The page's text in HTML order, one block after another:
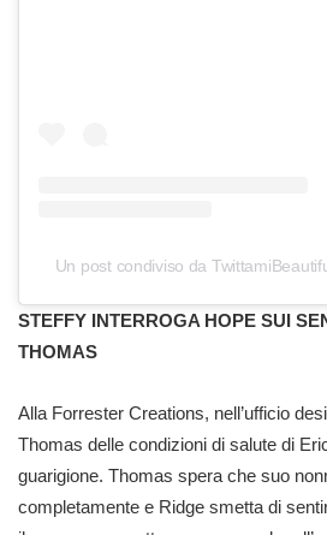
Un post condiviso da
STEFFY INTERROGA HOPE SUI
THOMAS
Alla Forrester Creations, nell’ufficio
Thomas delle condizioni di salute di
guarigione. Thomas spera che suo
completamente e Ridge smetta di